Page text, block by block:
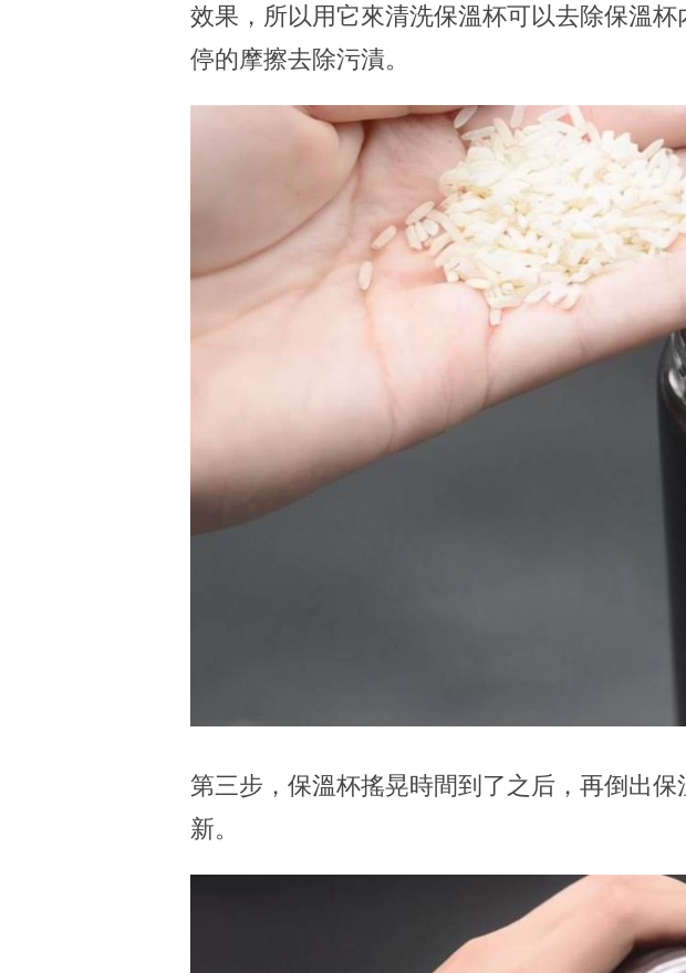
效果，所以用它來清洗保溫杯可以去除保溫
停的摩擦去除污漬。
第三步，保溫杯搖晃時間到了之后，再倒出
新。